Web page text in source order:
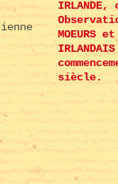
IRLANDE,
MOEURS
siècle.